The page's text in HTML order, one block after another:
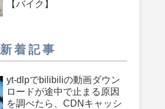
【バイク】
新着記事
yt-dlpでbilibiliの動画ダウン
ロードが途中で止まる原因
を調べたら、CDNキャッシ